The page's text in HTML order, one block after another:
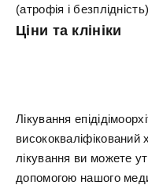
(атрофія і
Ціни та клініки
Лікування
висококваліфікований
лікування ви можете
допомогою нашого